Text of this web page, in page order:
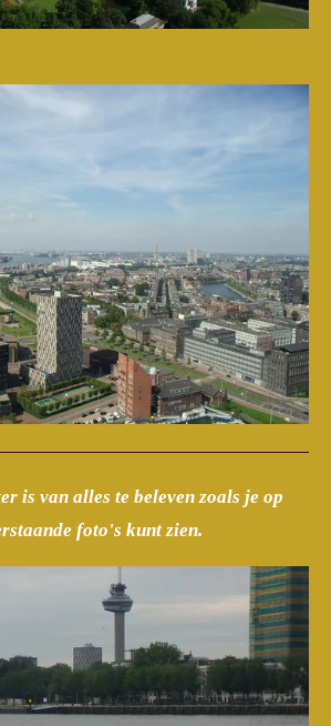
is van alles te beleven zoals je op
foto's kunt zien.